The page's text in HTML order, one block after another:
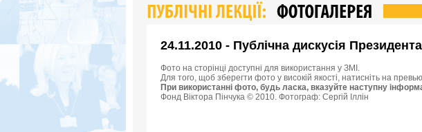
24.11.2010 - Публічна дискусія
Фото на сторінці доступні для використання у ЗМІ.
Для того, щоб зберегти фото у високій якості, натисніть на
При використанні фото, будь ласка, вказуйте наступну
Фонд Віктора Пінчука © 2010. Фотограф: Сергій Іллін